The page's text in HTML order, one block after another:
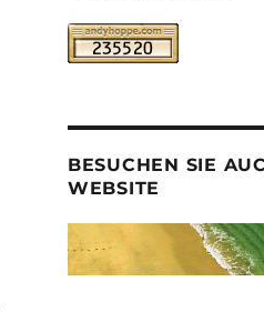
BESUCHEN SIE
WEBSITE